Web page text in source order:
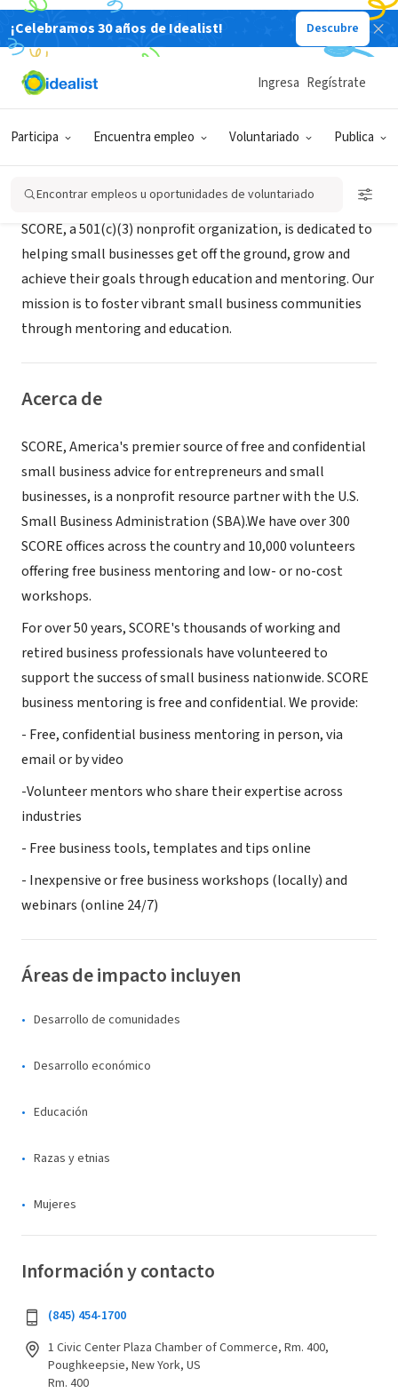
¡Celebramos 30 años de Idealist! Descubre
Participa Encuentra empleo Voluntariado Publica
Ingresa Regístrate
Encontrar empleos u oportunidades de voluntariado
ORGANIZACIÓN SIN FIN DE LUCRO
SCORE Mid-Hudson Valley
SCORE, a 501(c)(3) nonprofit organization, is dedicated to
helping small businesses get off the ground, grow and
achieve their goals through education and mentoring. Our
mission is to foster vibrant small business communities
through mentoring and education.
Acerca de
SCORE, America's premier source of free and confidential
small business advice for entrepreneurs and small
businesses, is a nonprofit resource partner with the U.S.
Small Business Administration (SBA).We have over 300
SCORE offices across the country and 10,000 volunteers
offering free business mentoring and low- or no-cost
workshops.
For over 50 years, SCORE's thousands of working and
retired business professionals have volunteered to
support the success of small business nationwide. SCORE
business mentoring is free and confidential. We provide:
- Free, confidential business mentoring in person, via
email or by video
-Volunteer mentors who share their expertise across
industries
- Free business tools, templates and tips online
- Inexpensive or free business workshops (locally) and
webinars (online 24/7)
Áreas de impacto incluyen
Desarrollo de comunidades
Desarrollo económico
Educación
Razas y etnias
Mujeres
Información y contacto
(845) 454-1700
1 Civic Center Plaza Chamber of Commerce, Rm. 400,
Poughkeepsie, New York, US
Rm. 400